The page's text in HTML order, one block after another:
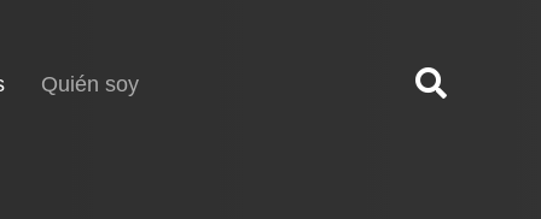
(current)Quién soy